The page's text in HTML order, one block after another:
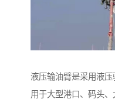
液压输油臂是采用液
用于大型港口、码头、